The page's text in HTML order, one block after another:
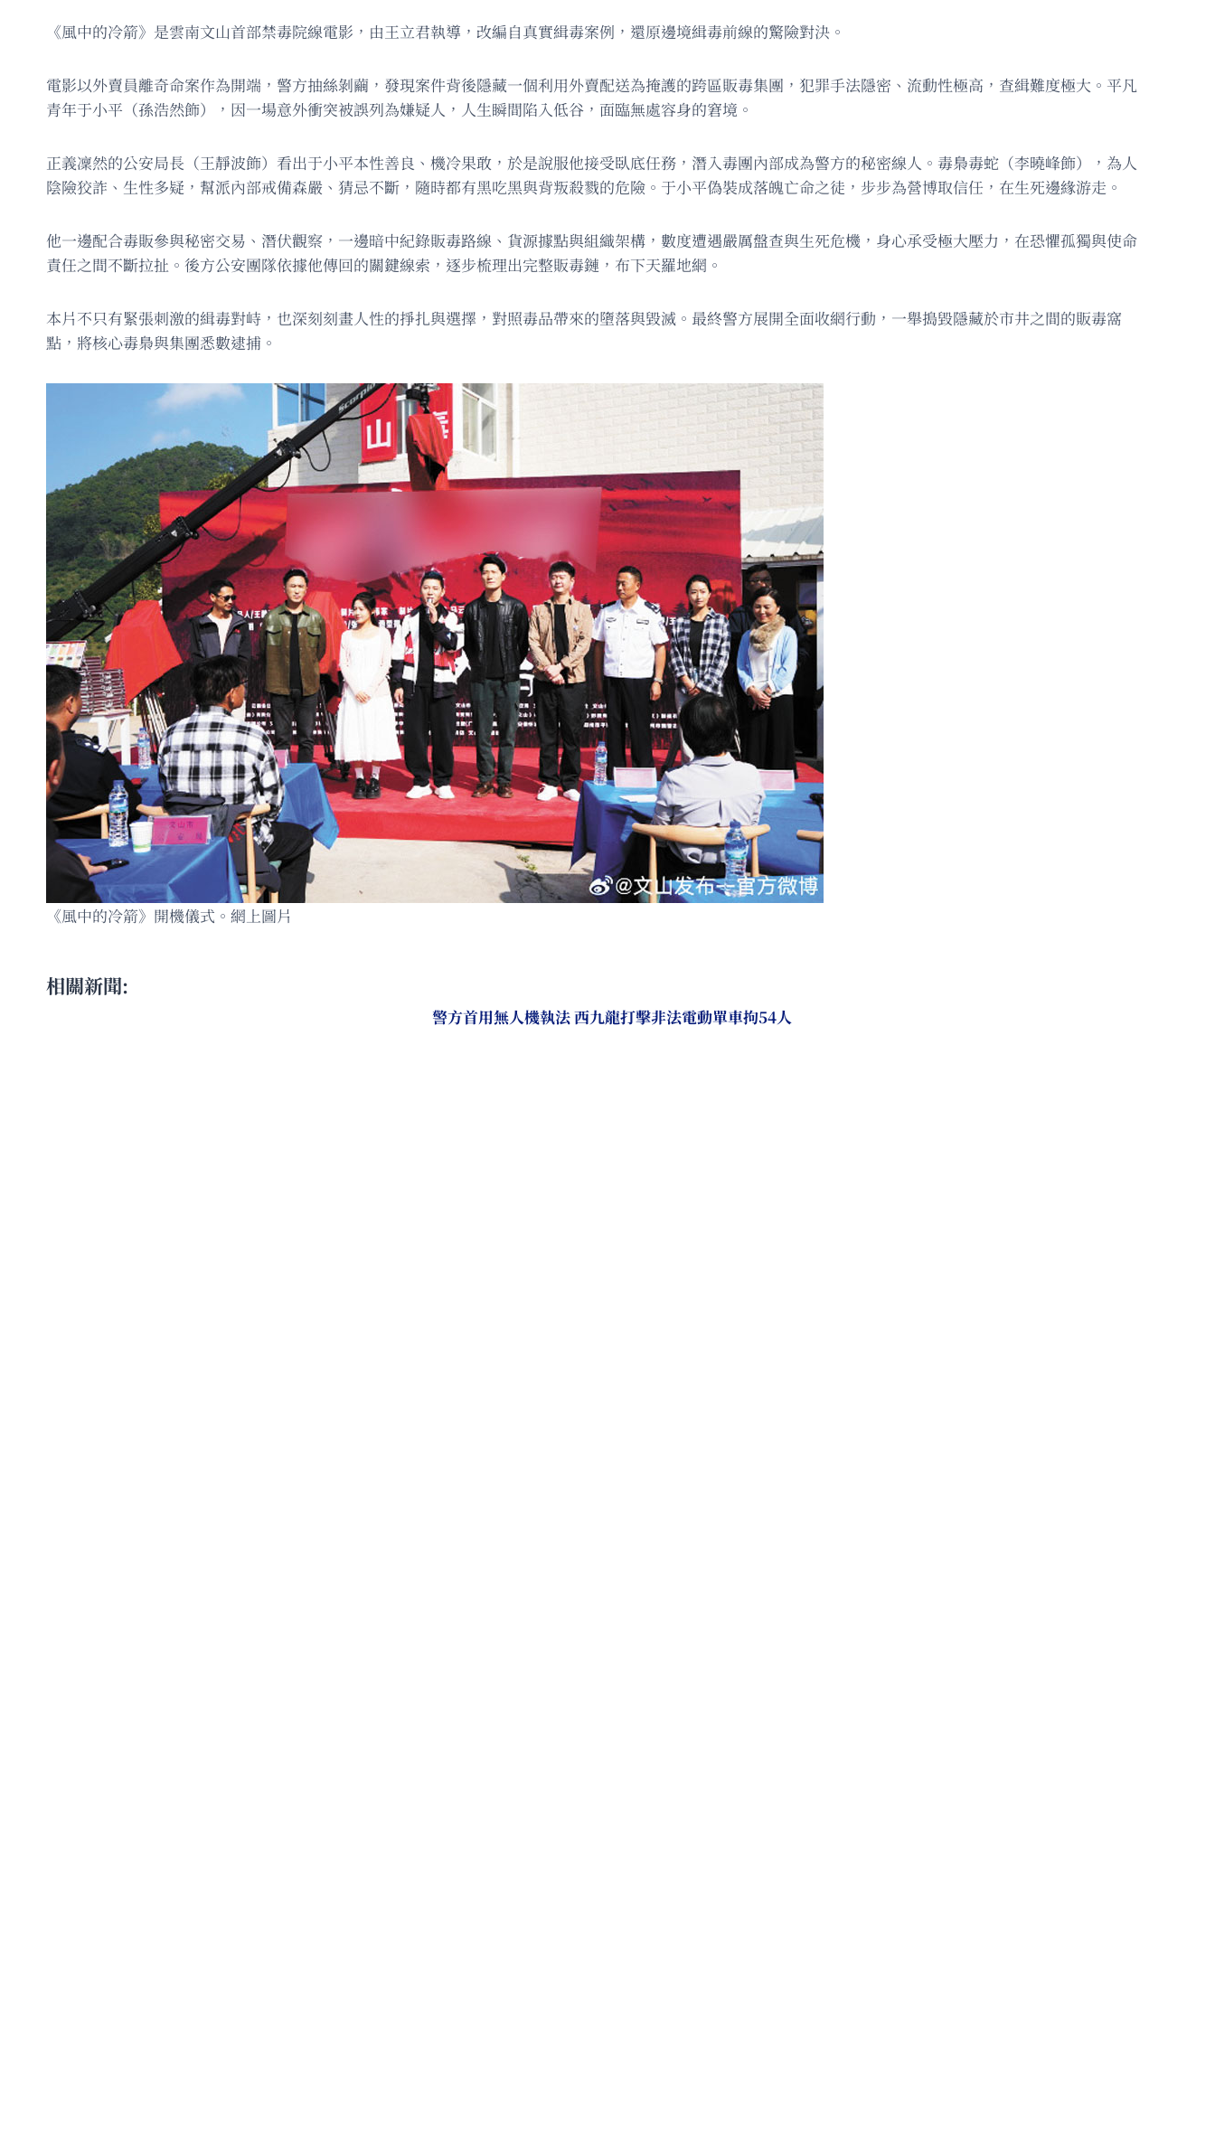
《風中的冷箭》是雲南文山首部禁毒院線電影，由王立君執導，改編自真實緝毒案例，還原邊境緝毒前線的驚險對決。
電影以外賣員離奇命案作為開端，警方抽絲剝繭，發現案件背後隱藏一個利用外賣配送為掩護的跨區販毒集團，犯罪手法隱密、流動性極高，查緝難度極大。平凡
青年于小平（孫浩然飾），因一場意外衝突被誤列為嫌疑人，人生瞬間陷入低谷，面臨無處容身的窘境。
正義凜然的公安局長（王靜波飾）看出于小平本性善良、機冷果敢，於是說服他接受臥底任務，潛入毒團內部成為警方的秘密線人。毒梟毒蛇（李曉峰飾），為人
陰險狡詐、生性多疑，幫派內部戒備森嚴、猜忌不斷，隨時都有黑吃黑與背叛殺戮的危險。于小平偽裝成落魄亡命之徒，步步為營博取信任，在生死邊緣游走。
他一邊配合毒販參與秘密交易、潛伏觀察，一邊暗中紀錄販毒路線、貨源據點與組織架構，數度遭遇嚴厲盤查與生死危機，身心承受極大壓力，在恐懼孤獨與使命
責任之間不斷拉扯。後方公安團隊依據他傳回的關鍵線索，逐步梳理出完整販毒鏈，布下天羅地網。
本片不只有緊張刺激的緝毒對峙，也深刻刻畫人性的掙扎與選擇，對照毒品帶來的墮落與毀滅。最終警方展開全面收網行動，一舉搗毀隱藏於市井之間的販毒窩
點，將核心毒梟與集團悉數逮捕。
《風中的冷箭》開機儀式。網上圖片
相關新聞:
警方首用無人機執法 西九龍打擊非法電動單車拘54人